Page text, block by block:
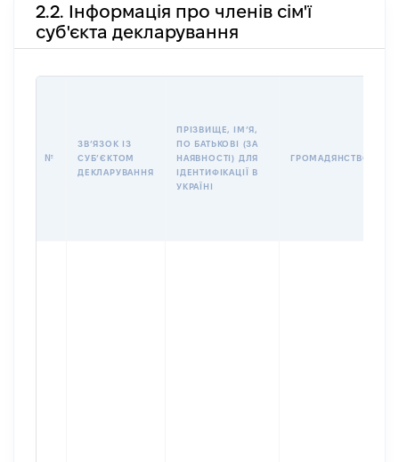
2.2. Інформація про членів сім'ї
суб'єкта декларування
№
ЗВʼЯЗОК ІЗ
СУБʼЄКТОМ
ДЕКЛАРУВАННЯ
ПРІЗВИЩЕ, ІМʼЯ,
ПО БАТЬКОВІ (ЗА
НАЯВНОСТІ) ДЛЯ
ІДЕНТИФІКАЦІЇ В
УКРАЇНІ
ГРОМАДЯНСТВО